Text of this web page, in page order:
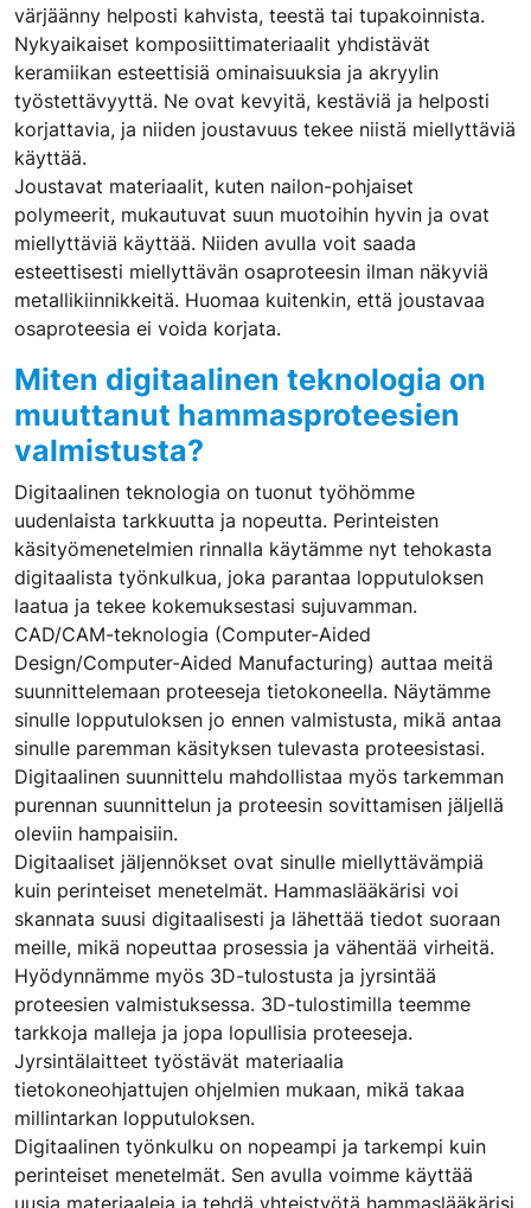
värjäänny helposti kahvista, teestä tai tupakoinnista.
Nykyaikaiset komposiittimateriaalit yhdistävät
keramiikan esteettisiä ominaisuuksia ja akryylin
työstettävyyttä. Ne ovat kevyitä, kestäviä ja helposti
korjattavia, ja niiden joustavuus tekee niistä miellyttäviä
käyttää.
Joustavat materiaalit, kuten nailon-pohjaiset
polymeerit, mukautuvat suun muotoihin hyvin ja ovat
miellyttäviä käyttää. Niiden avulla voit saada
esteettisesti miellyttävän osaproteesin ilman näkyviä
metallikiinnikkeitä. Huomaa kuitenkin, että joustavaa
osaproteesia ei voida korjata.
Miten digitaalinen teknologia on
muuttanut hammasproteesien
valmistusta?
Digitaalinen teknologia on tuonut työhömme
uudenlaista tarkkuutta ja nopeutta. Perinteisten
käsityömenetelmien rinnalla käytämme nyt tehokasta
digitaalista työnkulkua, joka parantaa lopputuloksen
laatua ja tekee kokemuksestasi sujuvamman.
CAD/CAM-teknologia (Computer-Aided
Design/Computer-Aided Manufacturing) auttaa meitä
suunnittelemaan proteeseja tietokoneella. Näytämme
sinulle lopputuloksen jo ennen valmistusta, mikä antaa
sinulle paremman käsityksen tulevasta proteesistasi.
Digitaalinen suunnittelu mahdollistaa myös tarkemman
purennan suunnittelun ja proteesin sovittamisen jäljellä
oleviin hampaisiin.
Digitaaliset jäljennökset ovat sinulle miellyttävämpiä
kuin perinteiset menetelmät. Hammaslääkärisi voi
skannata suusi digitaalisesti ja lähettää tiedot suoraan
meille, mikä nopeuttaa prosessia ja vähentää virheitä.
Hyödynnämme myös 3D-tulostusta ja jyrsintää
proteesien valmistuksessa. 3D-tulostimilla teemme
tarkkoja malleja ja jopa lopullisia proteeseja.
Jyrsintälaitteet työstävät materiaalia
tietokoneohjattujen ohjelmien mukaan, mikä takaa
millintarkan lopputuloksen.
Digitaalinen työnkulku on nopeampi ja tarkempi kuin
perinteiset menetelmät. Sen avulla voimme käyttää
uusia materiaaleja ja tehdä yhteistyötä hammaslääkärisi